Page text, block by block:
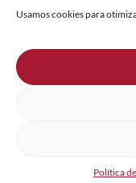
Usamos cookies para
Política
NOSSA SERVICO